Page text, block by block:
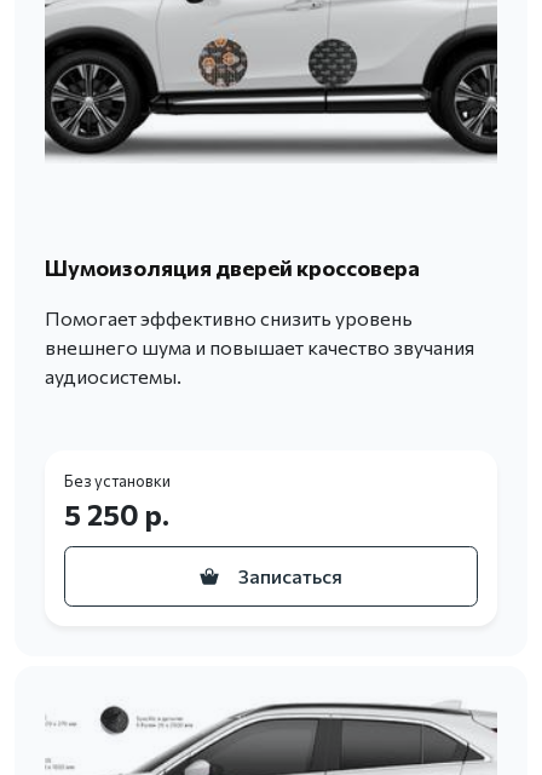
Шумоизоляция дверей кроссовера
Помогает эффективно снизить уровень
внешнего шума и повышает качество звучания
аудиосистемы.
Без установки
5 250 р.
Записаться